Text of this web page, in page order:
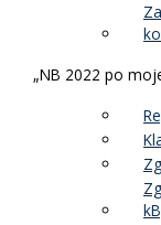
„NB 2022 po